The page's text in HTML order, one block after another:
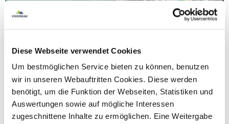
Diese Webseite verwendet Cookies
Um bestmöglichen Service bieten zu können, benutzen
wir in unseren Webauftritten Cookies. Diese werden
benötigt, um die Funktion der Webseiten, Statistiken und
Auswertungen sowie auf mögliche Interessen
zugeschnittene Inhalte zu ermöglichen. Eine Weitergabe
Vom ADFC ausgezeichnete radfreundliche
Unterkünfte
Zu den Betrieben